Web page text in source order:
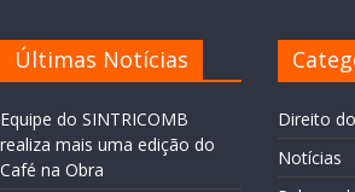
Últimas Notícias
Equipe do SINTRICOMB
realiza mais uma edição do
Café na Obra
Direito
Notícias